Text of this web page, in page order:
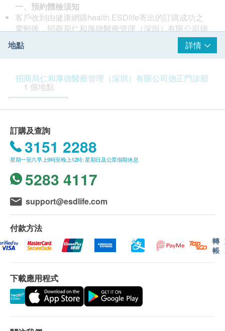
位於深圳CBD榮超經貿中心三樓，經核準的科目有:全
科、內科、外科、婦科、兒科、眼科、皮膚科、中醫
科、麻醉科、醫學檢驗科、醫學影像科等臨床和醫技科
療(口腔科、無痛胃腸鏡、康覆理療、美容皮膚科等)、
家庭健康管理、企業健康管理、綠色就診及海外就醫、
遠程會診等。秉承“讓醫療更有溫度，讓健康更有尊嚴”
的宗旨，和你一起，厚愛健康。
一、預約體檢須知
客戶收到由健康網購health.ESDlife寄出的訂購成功之
電郵後，招商局仁和厚德醫療管理（深圳）有限公司德
正門診部將於隨後1個工作日的辦公時間內，致電客戶
預約身體檢查的時間及地點。客戶亦可至少提前1個工
作日聯絡招商局仁和厚德醫療管理（深圳）有限公司德
正門診部進行預約（聯絡電話：+86 13670018171；微
信：+86 13670018171）。
客戶至現場後，招商局仁和厚德醫療管理（深圳）有限
郵。
訂單如需改期，請至少提前1個工作日聯絡招商局仁和
厚德醫療管理（深圳）有限公司德正門診部（聯絡電
話：+86 13670018171；微信：+86 13670018171）。
身體檢查計劃有效期為3個月，客戶必須於3個月內（由
確認付款日期起計）接受有關檢查，逾期作廢。
和厚德醫療管理（深圳）有限公司德正門診部可安排醫
護人員陪同提供翻譯服務。
如果商戶頁面與體檢計劃頁面的繁體中文、簡體中文、
英文三個版本有任何抵觸或不相符之處，應以繁體中文
版本為準。
二、體檢報告領取和講解
體檢報告的語言為簡體中文。
體檢報告會在體檢後10個工作日內完成，客戶可選擇以
下途徑查看體檢報告：
限公司德正門診部會發送提醒訊息至客戶預留的手機號
地點 詳情
招商局仁和厚德醫療管理（深圳）有限公司德正門診部
1 個地點
深圳市福田區金田路4028號榮超經貿中心三樓312單元
營業時間：星期一至星期五 8:00-17:30，星期六8:00-12:00
訂購及查詢
3151 2288
星期一至六早上9時至晚上12時; 星期日及公眾假期休息
5283 4117
support@esdlife.com
付款方法
轉
帳
下載應用程式